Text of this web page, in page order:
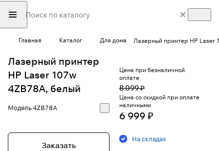
Главная Каталог Для дома Лазерный принтер HP Laser
Лазерный принтер
HP Laser 107w
4ZB78A, белый
Модель4ZB78A
Заказать
Цена при безналичной
оплате
8 099 ₽
Цена со скидкой при оплате
наличными
6 999 ₽
На складах